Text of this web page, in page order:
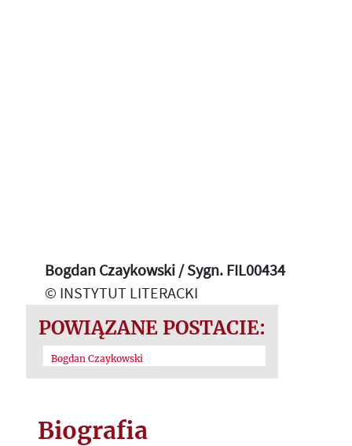
Bogdan Czaykowski / Sygn. FIL00434
© INSTYTUT LITERACKI
POWIĄZANE POSTACIE:
Bogdan Czaykowski
Biografia